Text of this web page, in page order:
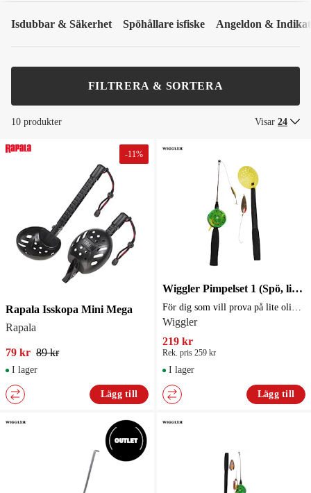
Isdubbar & Säkerhet Spöhållare isfiske Angeldon &
FILTRERA & SORTERA
10 produkter Visar 24
-11%
Rapala Isskopa Mini Mega
Rapala
79 kr 89 kr
I lager
Lägg till
Wiggler Pimpelset 1 (Spö, lina, isskopa, pirk, blänke)
Wiggler
219 kr
Rek. pris 259 kr
I lager
Lägg till